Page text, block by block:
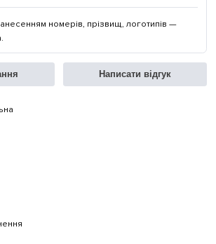
номерів, прізвищ, логотипів —
Написати відгук